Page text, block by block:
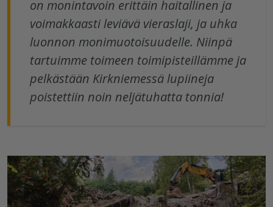
on monintavoin erittäin haitallinen ja
voimakkaasti leviävä vieraslaji, ja uhka
luonnon monimuotoisuudelle. Niinpä
tartuimme toimeen toimipisteillämme ja
pelkästään Kirkniemessä lupiineja
poistettiin noin neljätuhatta tonnia!